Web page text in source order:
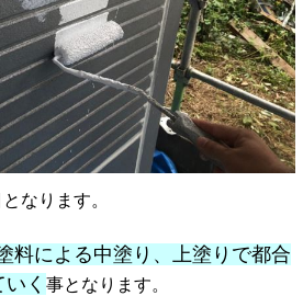
なります。
料による中塗り、上塗りで都合
く 事となります。